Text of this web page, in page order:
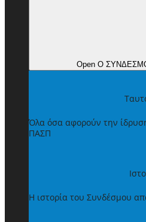
Open Ο
Όλα όσα αφορούν την
ΠΑΣΠ
Η ιστορία του Συνδέσμου